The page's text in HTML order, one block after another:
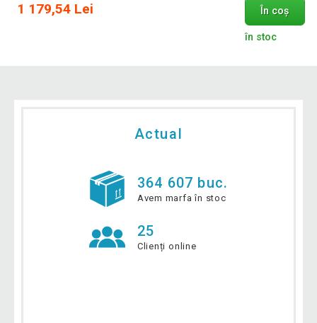
1 179,54 Lei În coș
în stoc
Actual
364 607 buc.
Avem marfa în stoc
25
Clienți online